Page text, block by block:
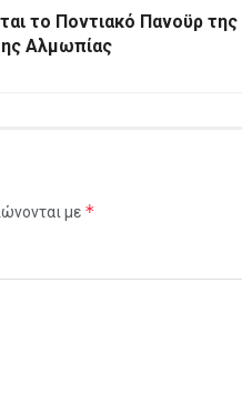
το Ποντιακό Πανοϋρ της
Αλμωπίας
με *